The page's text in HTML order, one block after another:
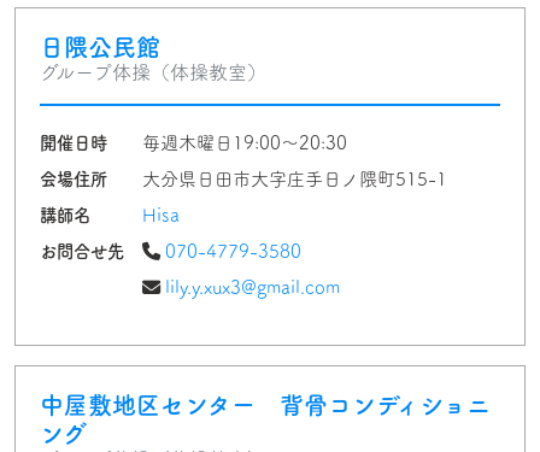
日隈公民館
グループ体操（体操教室）
開催日時
毎週木曜日19:00〜20:30
会場住所
大分県日田市大字庄手日ノ隈町515-1
講師名
Hisa
お問合せ先
070-4779-3580
lily.y.xux3@gmail.com
中屋敷地区センター 背骨コンディショニ
ング